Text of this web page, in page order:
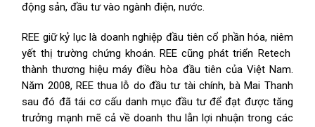
động sản, đầu tư vào ngành điện, nước.
REE giữ kỷ lục là doanh nghiệp đầu tiên cổ phần hóa, niêm
yết thị trường chứng khoán. REE cũng phát triển Retech
thành thương hiệu máy điều hòa đầu tiên của Việt Nam.
Năm 2008, REE thua lỗ do đầu tư tài chính, bà Mai Thanh
sau đó đã tái cơ cấu danh mục đầu tư để đạt được tăng
trưởng mạnh mẽ cả về doanh thu lẫn lợi nhuận trong các